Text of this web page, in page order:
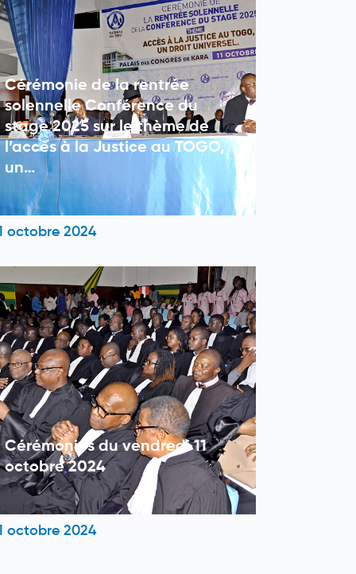
Cérémonie de la rentrée
solennelle Conférence du
stage 2025 sur le thème de
l’accès à la Justice au TOGO,
un…
octobre 2024
Cérémonies du vendredi 11
octobre 2024
octobre 2024